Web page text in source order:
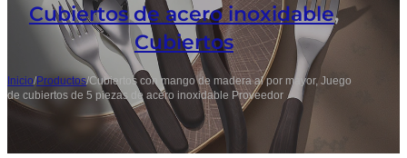
Cubiertos de acero inoxidable,
Cubiertos
Inicio/Productos/Cubiertos con mango de madera al por mayor, Juego
de cubiertos de 5 piezas de acero inoxidable Proveedor